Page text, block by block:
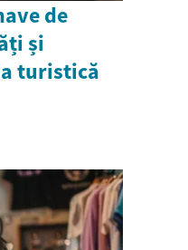
de
și
turistică